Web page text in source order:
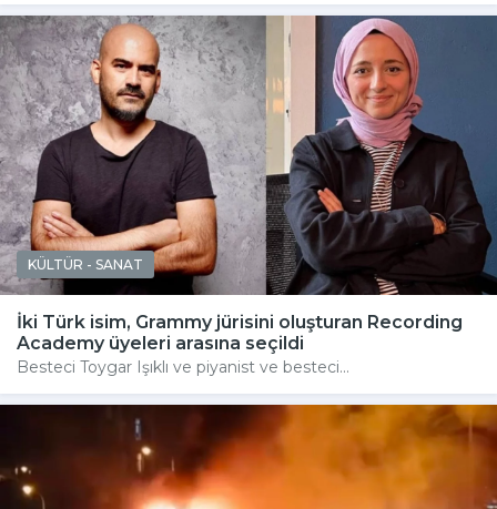
KÜLTÜR - SANAT
İki Türk isim, Grammy jürisini oluşturan Recording
Academy üyeleri arasına seçildi
Besteci Toygar Işıklı ve piyanist ve besteci...